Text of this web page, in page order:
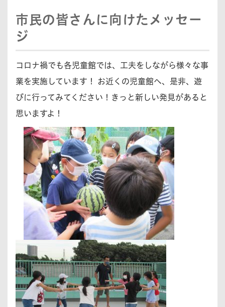
市民の皆さんに向けたメッセー
ジ
コロナ禍でも各児童館では、工夫をしながら様々な事
業を実施しています！ お近くの児童館へ、是非、遊
びに行ってみてください！きっと新しい発見があると
思いますよ！